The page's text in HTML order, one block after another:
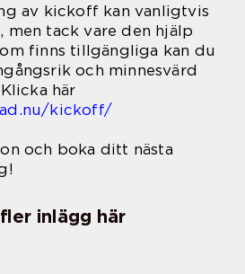
av kickoff kan vanligtvis
men tack vare den hjälp
finns tillgängliga kan du
och minnesvärd
här
kickoff/
och boka ditt nästa
inlägg här